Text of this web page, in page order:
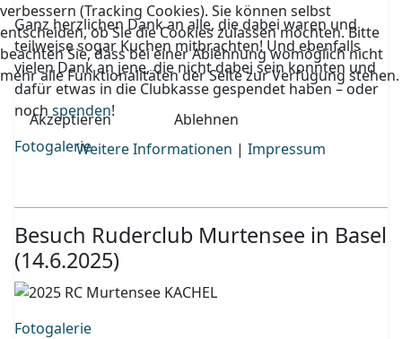
Ganz herzlichen Dank an alle, die dabei waren und
teilweise sogar Kuchen mitbrachten! Und ebenfalls
vielen Dank an jene, die nicht dabei sein konnten und
dafür etwas in die Clubkasse gespendet haben – oder
nochspenden!
Fotogalerie
Besuch Ruderclub Murtensee in Basel
(14.6.2025)
Fotogalerie
verbessern (Tracking Cookies). Sie können selbst
entscheiden, ob Sie die Cookies zulassen möchten. Bitte
beachten Sie, dass bei einer Ablehnung womöglich nicht
mehr alle Funktionalitäten der Seite zur Verfügung stehen.
Akzeptieren
Ablehnen
Weitere Informationen | Impressum